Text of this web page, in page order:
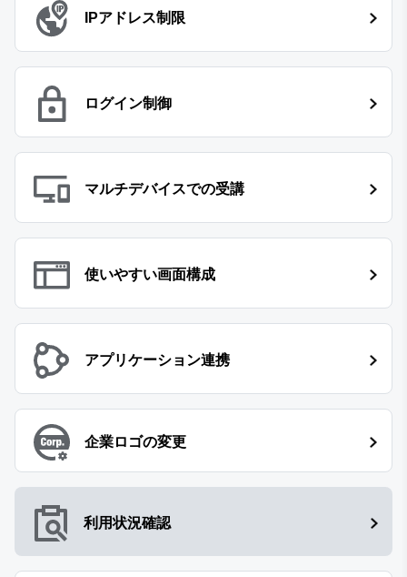
IPアドレス制限
ログイン制御
マルチデバイスでの受講
使いやすい画面構成
アプリケーション連携
企業ロゴの変更
利用状況確認